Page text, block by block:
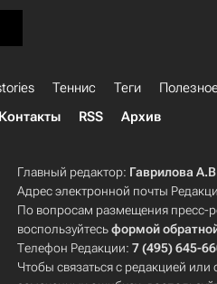
Теннис Теги
Контакты RSS Архив
Главный редактор: Гаврилова
Адрес электронной почты
По вопросам размещения пресс-
воспользуйтесьформой
Телефон Редакции:7 (495) 645-
Чтобы связаться с редакцией или